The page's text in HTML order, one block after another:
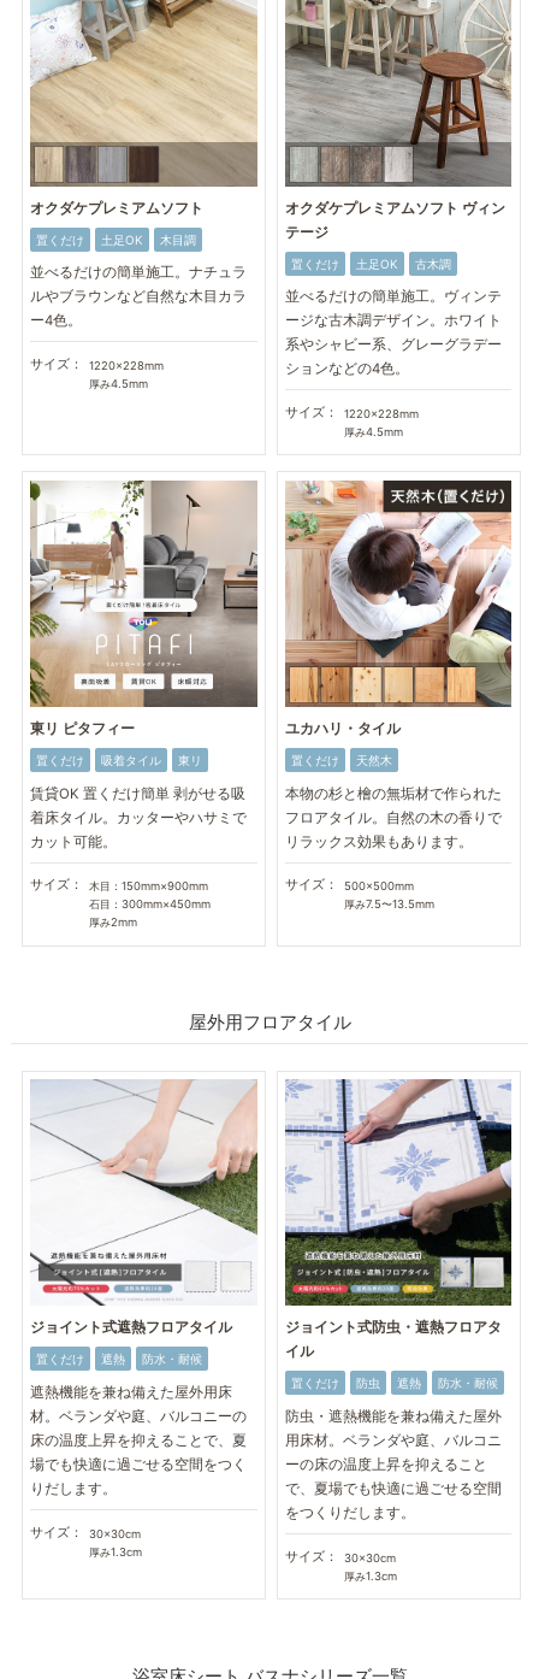
オクダケプレミアムソフト
置くだけ 土足OK 木目調
並べるだけの簡単施工。ナチュラ
ルやブラウンなど自然な木目カラ
ー4色。
サイズ：
1220×228mm
厚み4.5mm
オクダケプレミアムソフト ヴィン
テージ
置くだけ 土足OK 古木調
並べるだけの簡単施工。ヴィンテ
ージな古木調デザイン。ホワイト
系やシャビー系、グレーグラデー
ションなどの4色。
サイズ：
1220×228mm
厚み4.5mm
東リ ピタフィー
置くだけ 吸着タイル 東リ
賃貸OK 置くだけ簡単 剥がせる吸
着床タイル。カッターやハサミで
カット可能。
サイズ：
木目：150mm×900mm
石目：300mm×450mm
厚み2mm
ユカハリ・タイル
置くだけ 天然木
本物の杉と檜の無垢材で作られた
フロアタイル。自然の木の香りで
リラックス効果もあります。
サイズ：
500×500mm
厚み7.5〜13.5mm
屋外用フロアタイル
ジョイント式遮熱フロアタイル
置くだけ 遮熱 防水・耐候
遮熱機能を兼ね備えた屋外用床
材。ベランダや庭、バルコニーの
床の温度上昇を抑えることで、夏
場でも快適に過ごせる空間をつく
りだします。
サイズ：
30×30cm
厚み1.3cm
ジョイント式防虫・遮熱フロアタ
イル
置くだけ 防虫 遮熱 防水・耐候
防虫・遮熱機能を兼ね備えた屋外
用床材。ベランダや庭、バルコニ
ーの床の温度上昇を抑えること
で、夏場でも快適に過ごせる空間
をつくりだします。
サイズ：
30×30cm
厚み1.3cm